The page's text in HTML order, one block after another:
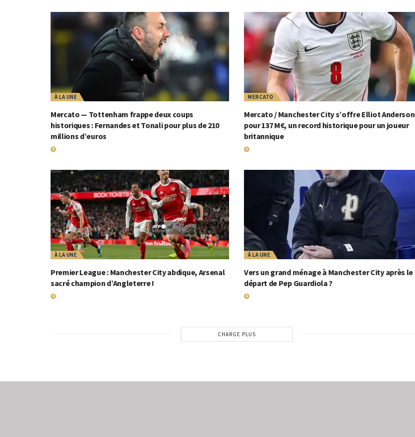
À LA UNE
Mercato — Tottenham frappe deux coups
historiques : Fernandes et Tonali pour plus de 210
millions d’euros
MERCATO
Mercato / Manchester City s’offre Elliot Anderson
pour 137 M€, un record historique pour un joueur
britannique
À LA UNE
Premier League : Manchester City abdique, Arsenal
sacré champion d’Angleterre !
À LA UNE
Vers un grand ménage à Manchester City après le
départ de Pep Guardiola ?
CHARGE PLUS